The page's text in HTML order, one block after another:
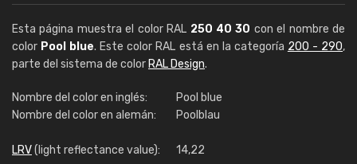
Esta página muestra el color RAL 250 40 30 con el nombre de
color Pool blue. Este color RAL está en la categoría 200 - 290,
parte del sistema de color RAL Design.
Nombre del color en inglés:
Pool blue
Nombre del color en alemán:
Poolblau
LRV(light reflectance value): 14,22